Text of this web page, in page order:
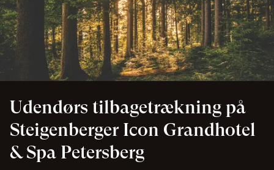
Udendørs tilbagetrækning på
Steigenberger Icon Grandhotel
& Spa Petersberg